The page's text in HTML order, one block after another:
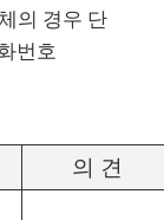
의 경우 단
번호
의 견